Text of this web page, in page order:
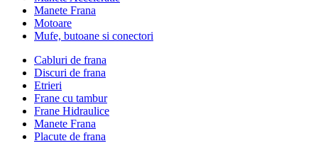
Manete Frana
Motoare
Mufe, butoane si conectori
Cabluri de frana
Discuri de frana
Etrieri
Frane cu tambur
Frane Hidraulice
Manete Frana
Placute de frana